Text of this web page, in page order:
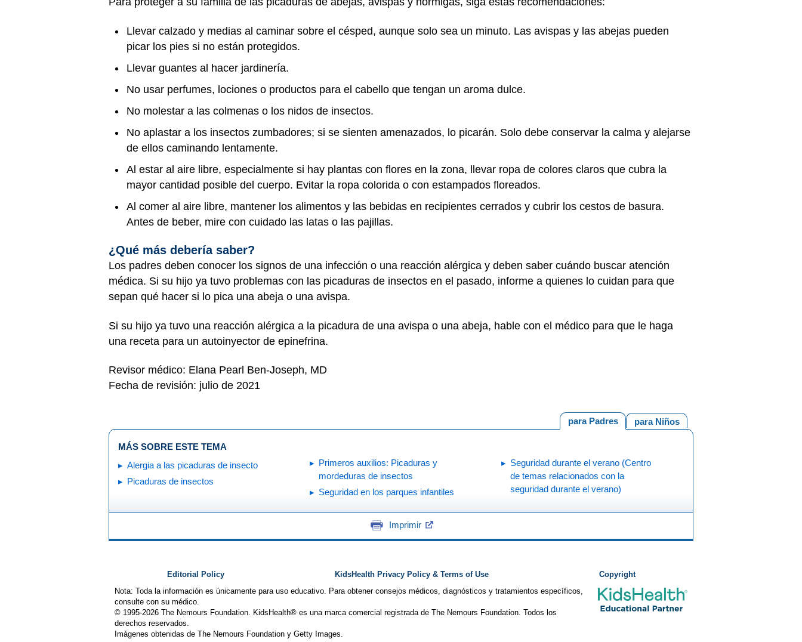
Llevar calzado y medias al caminar sobre el césped, aunque solo sea un minuto. Las avispas y las abejas pueden
picar los pies si no están protegidos.
Llevar guantes al hacer jardinería.
No usar perfumes, lociones o productos para el cabello que tengan un aroma dulce.
No molestar a las colmenas o los nidos de insectos.
No aplastar a los insectos zumbadores; si se sienten amenazados, lo picarán. Solo debe conservar la calma y alejarse
de ellos caminando lentamente.
Al estar al aire libre, especialmente si hay plantas con flores en la zona, llevar ropa de colores claros que cubra la
mayor cantidad posible del cuerpo. Evitar la ropa colorida o con estampados floreados.
Al comer al aire libre, mantener los alimentos y las bebidas en recipientes cerrados y cubrir los cestos de basura.
Antes de beber, mire con cuidado las latas o las pajillas.
¿Qué más debería saber?
Los padres deben conocer los signos de una infección o una reacción alérgica y deben saber cuándo buscar atención
médica. Si su hijo ya tuvo problemas con las picaduras de insectos en el pasado, informe a quienes lo cuidan para que
sepan qué hacer si lo pica una abeja o una avispa.
Si su hijo ya tuvo una reacción alérgica a la picadura de una avispa o una abeja, hable con el médico para que le haga
una receta para un autoinyector de epinefrina.
Revisor médico: Elana Pearl Ben-Joseph, MD
Fecha de revisión: julio de 2021
para Niños
para Padres
MÁS SOBRE ESTE TEMA
Alergia a las picaduras de insecto
Picaduras de insectos
Primeros auxilios: Picaduras y
mordeduras de insectos
Seguridad en los parques infantiles
Seguridad durante el verano (Centro
de temas relacionados con la
seguridad durante el verano)
Imprimir
Editorial Policy KidsHealth Privacy Policy & Terms of Use
Copyright
Nota: Toda la información es únicamente para uso educativo. Para obtener consejos médicos, diagnósticos y tratamientos específicos,
consulte con su médico.
© 1995-2026 The Nemours Foundation. KidsHealth® es una marca comercial registrada de The Nemours Foundation. Todos los
derechos reservados.
Imágenes obtenidas de The Nemours Foundation y Getty Images.